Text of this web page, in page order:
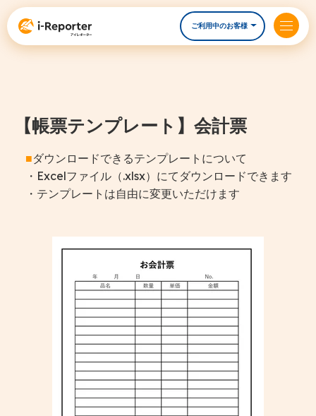
ご利用中のお客様
【帳票テンプレート】会計票
■ダウンロードできるテンプレートについて
・Excelファイル（.xlsx）にてダウンロードできます
・テンプレートは自由に変更いただけます